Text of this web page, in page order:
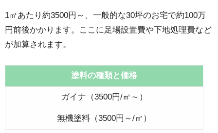
1㎡あたり約3500円～、一般的な30坪のお宅で約100万
円前後かかります。ここに足場設置費や下地処理費など
が加算されます。
塗料の種類と価格
ガイナ（3500円/㎡～）
無機塗料（3500円～/㎡）